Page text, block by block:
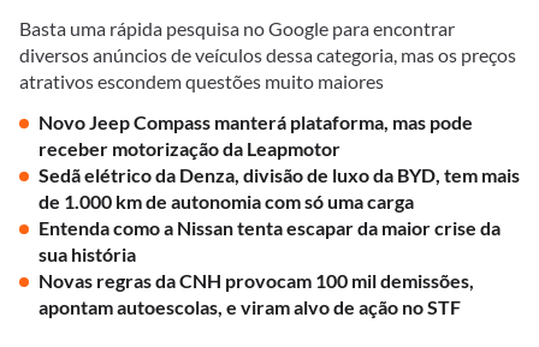
Basta uma rápida pesquisa no Google para encontrar
diversos anúncios de veículos dessa categoria, mas os preços
atrativos escondem questões muito maiores
Novo Jeep Compass manterá plataforma, mas pode
receber motorização da Leapmotor
Sedã elétrico da Denza, divisão de luxo da BYD, tem mais
de 1.000 km de autonomia com só uma carga
Entenda como a Nissan tenta escapar da maior crise da
sua história
Novas regras da CNH provocam 100 mil demissões,
apontam autoescolas, e viram alvo de ação no STF